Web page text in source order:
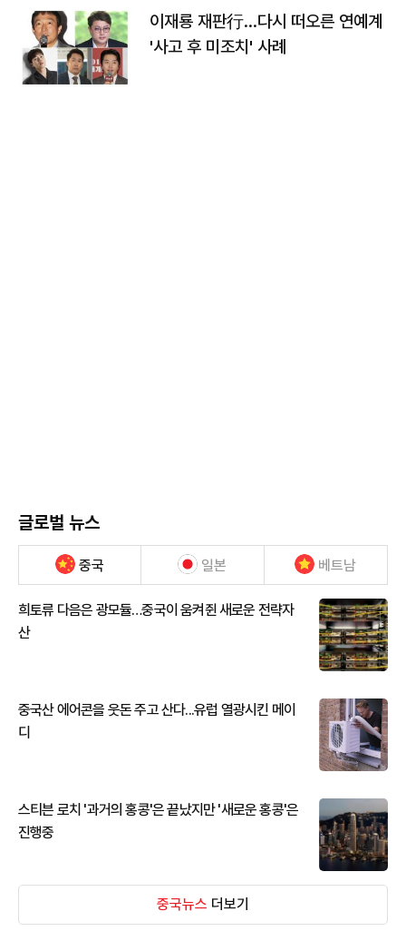
이재룡 재판行…다시 떠오른 연예계
'사고 후 미조치' 사례
글로벌 뉴스
중국 일본 베트남
희토류 다음은 광모듈…중국이 움켜쥔 새로운 전략자
산
중국산 에어콘을 웃돈 주고 산다...유럽 열광시킨 메이
디
스티븐 로치 '과거의 홍콩'은 끝났지만 '새로운 홍콩'은
진행중
중국뉴스 더보기